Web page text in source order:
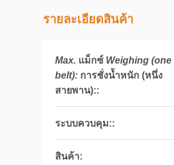
รายละเอียดสินค้า
Max. แม็กซ์ Weighing (one
belt): การชั่งน้ำหนัก (หนึ่ง
สายพาน)::
ระบบควบคุม::
สินค้า: